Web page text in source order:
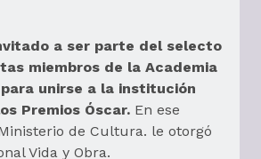
a ser parte del selecto
miembros de la Academia
unirse a la institución
Premios Óscar. En ese
de Cultura. le otorgó
Vida y Obra.